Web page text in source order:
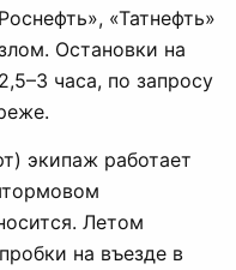
«Татнефть»
Остановки на
часа, по запросу
экипаж работает
Летом
на въезде в